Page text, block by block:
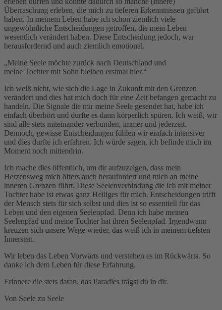
Überraschung erleben, die mich zu tieferen Erkenntnissen geführt
haben. In meinem Leben habe ich schon ziemlich viele
ungewöhnliche Entscheidungen getroffen, die mein Leben
wesentlich verändert haben. Diese Entscheidung jedoch, war
herausfordernd und auch ziemlich emotional.
„Meine Seele möchte zurück nach Deutschland und
meine Tochter mit Sohn bleiben erstmal hier.“
Ich weiß nicht, wie sich die Lage in Zukunft mit den Grenzen
verändert und dies hat mich doch für eine Zeit befangen gemacht zu
handeln. Die Signale die mir meine Seele gesendet hat, habe ich
einfach überhört und durfte es dann körperlich spüren. Ich weiß, wir
sind alle stets miteinander verbunden, immer und jederzeit.
Dennoch, gewisse Entscheidungen fühlen wir einfach intensiver
und dies durfte ich erfahren. Ich würde sagen, ich befinde mich im
Moment noch mittendrin.
Ich mache dies öffentlich, um dir aufzuzeigen, dass mein
Herzensweg mich öfters auch heraufordert und mich an meine
inneren Grenzen führt. Diese Seelenverbindung die ich mit meiner
Tochter habe ist etwas ganz Heiliges für mich. Entscheidungen trifft
der Mensch stets für sich selbst und dies ist so essentiell für das
Leben und den eigenen Seelenpfad. Denn ich habe meinen
Seelenpfad und meine Tochter hat ihren Seelenpfad. Irgendwann
kreuzen sich unsere Wege wieder, das weiß ich in meinem tiefsten
Innersten.
Wir leben das Leben Vorwärts und verstehen es im Rückwärts. So
danke ich dem Leben für diese Erfahrung.
Erinnere die stets daran, das Paradies trägst du in dir.
Von Seele zu Seele